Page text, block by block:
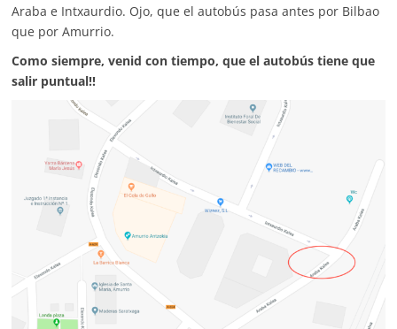
Araba e Intxaurdio. Ojo, que el autobús pasa antes por Bilbao
que por Amurrio.
Como siempre, venid con tiempo, que el autobús tiene que
salir puntual!!